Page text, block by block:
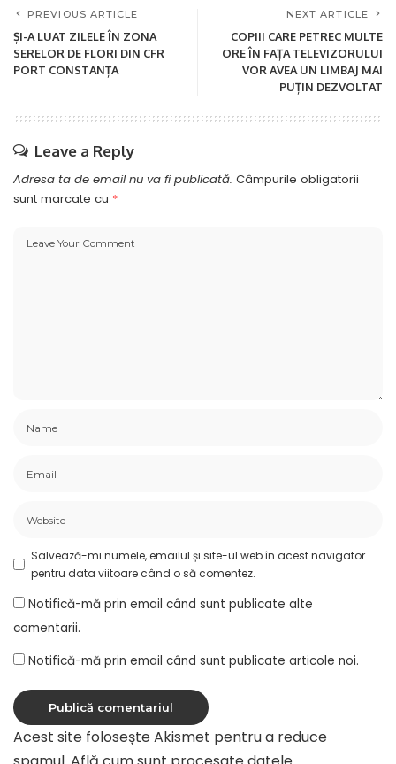
PREVIOUS ARTICLE
ȘI-A LUAT ZILELE ÎN ZONA
SERELOR DE FLORI DIN CFR
PORT CONSTANȚA
NEXT ARTICLE
COPIII CARE PETREC MULTE
ORE ÎN FAȚA TELEVIZORULUI
VOR AVEA UN LIMBAJ MAI
PUȚIN DEZVOLTAT
Leave a Reply
Adresa ta de email nu va fi publicată. Câmpurile obligatorii
sunt marcate cu *
Salvează-mi numele, emailul și site-ul web în acest navigator
pentru data viitoare când o să comentez.
Notifică-mă prin email când sunt publicate alte
comentarii.
Notifică-mă prin email când sunt publicate articole noi.
Acest site folosește Akismet pentru a reduce